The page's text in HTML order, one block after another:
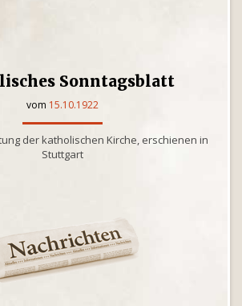
Sonntagsblatt
vom 15.10.1922
der katholischen Kirche, erschienen in
Stuttgart